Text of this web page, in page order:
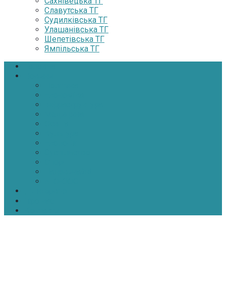
Славутська ТГ
Судилківська ТГ
Улашанівська ТГ
Шепетівська ТГ
Ямпільська ТГ